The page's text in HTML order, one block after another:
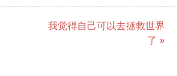
我觉得自己可以去拯救世界
了 »